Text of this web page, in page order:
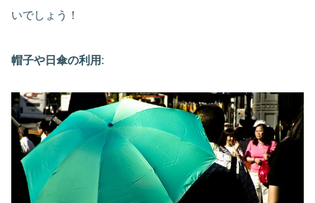
いでしょう！
帽子や日傘の利用 :